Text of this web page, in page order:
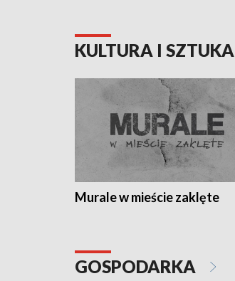
KULTURA I SZTUKA
Murale w mieście zaklęte
GOSPODARKA